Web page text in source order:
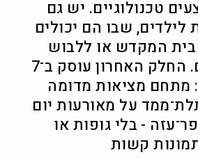
טכנולוגיים. יש גם
לילדים, שבו הם יכולים
המקדש או ללבוש
שריון אבירים. החלק האחרון עוסק ב־7
מתחם מציאות מדומה
על מאורעות יום
- בלי גופות או
קשות